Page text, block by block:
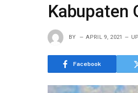
Kabupaten
BY APRIL 9, 2021
Facebook